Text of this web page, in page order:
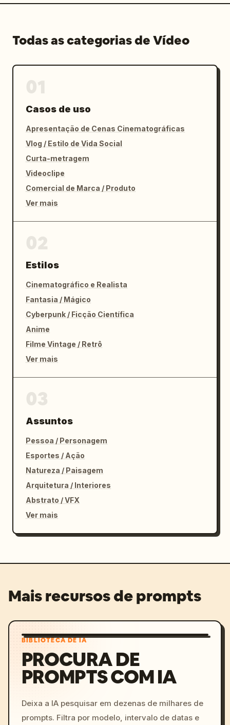
Todas as categorias de Vídeo
Casos de uso
Apresentação de Cenas Cinematográficas
Vlog / Estilo de Vida Social
Curta-metragem
Videoclipe
Comercial de Marca / Produto
Ver mais
Estilos
Cinematográfico e Realista
Fantasia / Mágico
Cyberpunk / Ficção Científica
Anime
Filme Vintage / Retrô
Ver mais
Assuntos
Pessoa / Personagem
Esportes / Ação
Natureza / Paisagem
Arquitetura / Interiores
Abstrato / VFX
Ver mais
Mais recursos de prompts
BIBLIOTECA DE IA
PROCURA DE
PROMPTS COM IA
Deixa a IA pesquisar em dezenas de milhares de
prompts. Filtra por modelo, intervalo de datas e